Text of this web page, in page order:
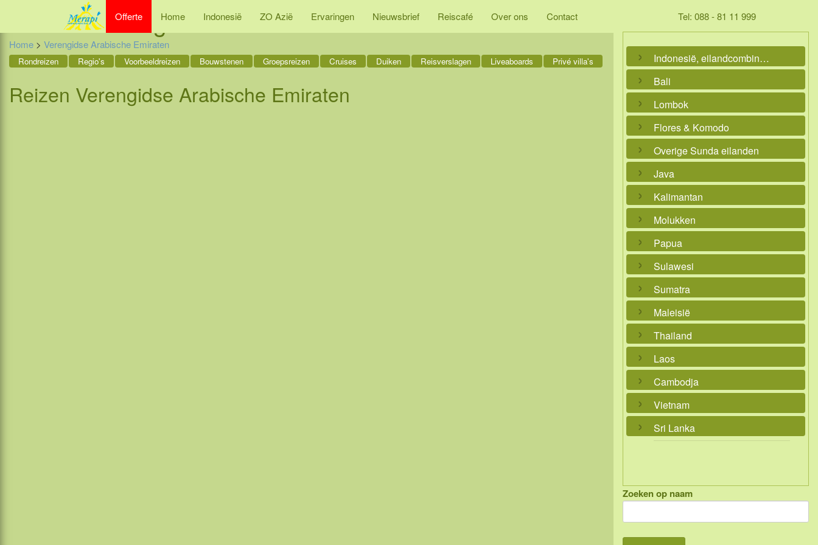
Offerte Home Indonesië ZO Azië Ervaringen Nieuwsbrief Reiscafé Over ons Contact Tel: 088 - 81 11 999
ReizenVerengidse Arabische Emiraten
Home > Verengidse Arabische Emiraten
Rondreizen Regio's Voorbeeldreizen Bouwstenen Groepsreizen Cruises Duiken Reisverslagen Liveaboards Privé villa's
Reizen Verengidse Arabische Emiraten
Indonesië, eilandcombinaties
Bali
Lombok
Flores & Komodo
Overige Sunda eilanden
Java
Kalimantan
Molukken
Papua
Sulawesi
Sumatra
Maleisië
Thailand
Laos
Cambodja
Vietnam
Sri Lanka
Zoeken op naam